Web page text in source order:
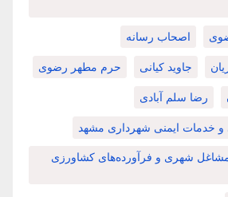
اصحاب رسانه
جاوید کیانی حرم مطهر رضوی
رضا سلم آبادی
خدمات ایمنی شهرداری مشهد
شهری و فرآورده‌های کشاورزی